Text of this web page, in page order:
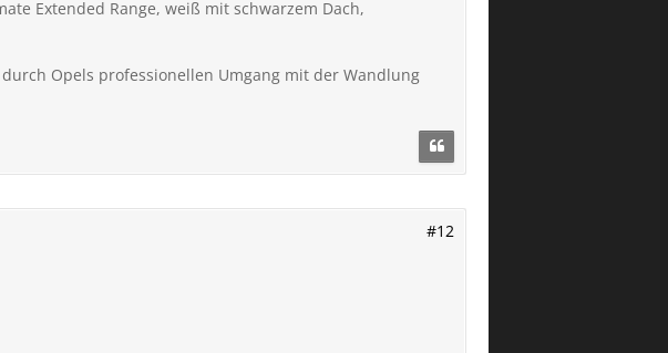
Extended Range, weiß mit schwarzem Dach,
Opels professionellen Umgang mit der Wandlung
#12